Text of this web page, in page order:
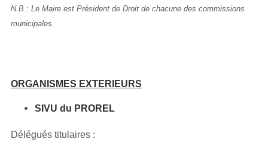
N.B : Le Maire est Président de Droit de chacune des commissions
municipales.
ORGANISMES EXTERIEURS
SIVU du PROREL
Délégués titulaires :